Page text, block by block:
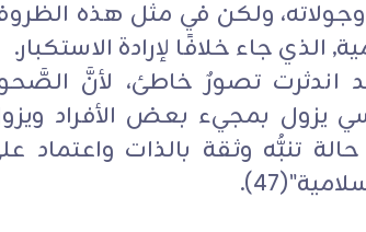
ولكن في مثل هذه
جاء خلافًا لإرادة الاستكبار.
اندثرت تصورٌ خاطئ، لأنَّ
يزول بمجيء بعض الأفراد
تنبُّه وثقة بالذات واعتماد